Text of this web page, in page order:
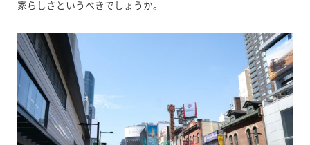
家らしさというべきでしょうか。